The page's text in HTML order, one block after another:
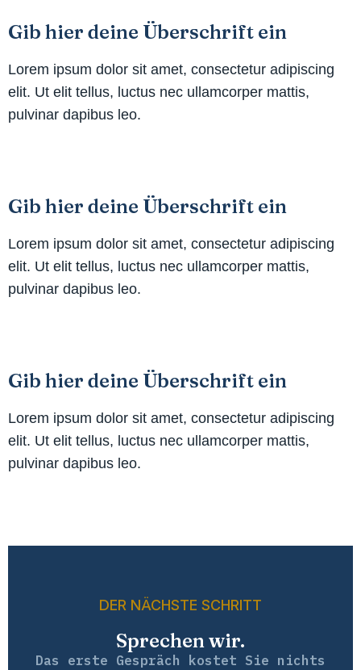
Gib hier deine Überschrift ein
Lorem ipsum dolor sit amet, consectetur adipiscing
elit. Ut elit tellus, luctus nec ullamcorper mattis,
pulvinar dapibus leo.
Gib hier deine Überschrift ein
Lorem ipsum dolor sit amet, consectetur adipiscing
elit. Ut elit tellus, luctus nec ullamcorper mattis,
pulvinar dapibus leo.
Gib hier deine Überschrift ein
Lorem ipsum dolor sit amet, consectetur adipiscing
elit. Ut elit tellus, luctus nec ullamcorper mattis,
pulvinar dapibus leo.
DER NÄCHSTE SCHRITT
Sprechen wir.
Das erste Gespräch kostet Sie nichts